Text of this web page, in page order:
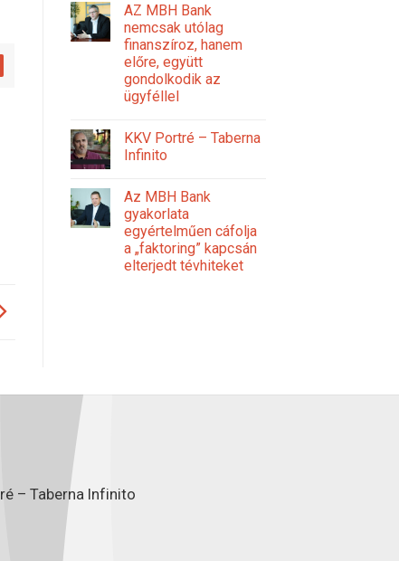
AZ MBH Bank
nemcsak utólag
finanszíroz, hanem
előre, együtt
gondolkodik az
ügyféllel
KKV Portré – Taberna
Infinito
Az MBH Bank
gyakorlata
egyértelműen cáfolja
a „faktoring” kapcsán
elterjedt tévhiteket
– Taberna Infinito